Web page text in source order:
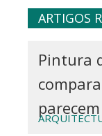
ARTIGOS
Pintura